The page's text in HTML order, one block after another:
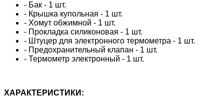
- Бак - 1 шт.
- Крышка купольная - 1 шт.
- Хомут обжимной - 1 шт.
- Прокладка силиконовая - 1 шт.
- Штуцер для электронного термометра - 1 шт.
- Предохранительный клапан - 1 шт.
- Термометр электронный - 1 шт.
ХАРАКТЕРИСТИКИ: